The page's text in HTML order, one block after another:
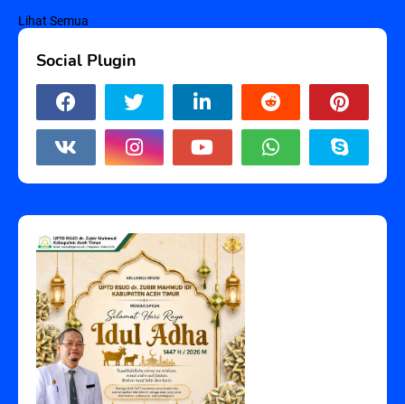
Lihat Semua
Social Plugin